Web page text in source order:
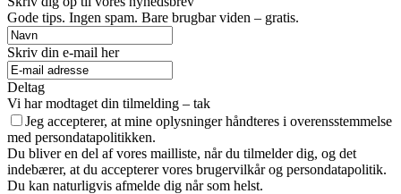
Gode tips. Ingen spam. Bare brugbar viden – gratis.
Skriv din e-mail her
Deltag
Vi har modtaget din tilmelding – tak
Jeg accepterer, at mine oplysninger håndteres i overensstemmelse
med persondatapolitikken.
Du bliver en del af vores mailliste, når du tilmelder dig, og det
indebærer, at du accepterer vores brugervilkår og persondatapolitik.
Du kan naturligvis afmelde dig når som helst.